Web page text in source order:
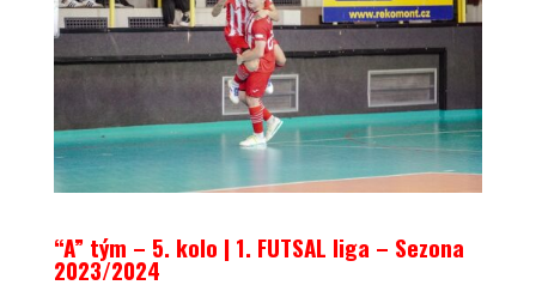
“A” tým – 5. kolo | 1. FUTSAL liga – Sezona
2023/2024